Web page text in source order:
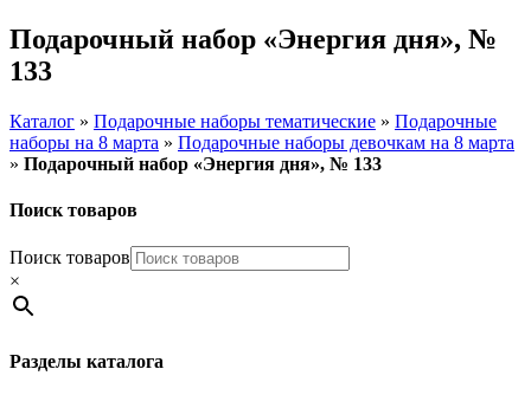
Подарочный набор «Энергия дня», №
133
Каталог » Подарочные наборы тематические » Подарочные
наборы на 8 марта » Подарочные наборы девочкам на 8 марта
» Подарочный набор «Энергия дня», № 133
Поиск товаров
Поиск товаров
×
Разделы каталога